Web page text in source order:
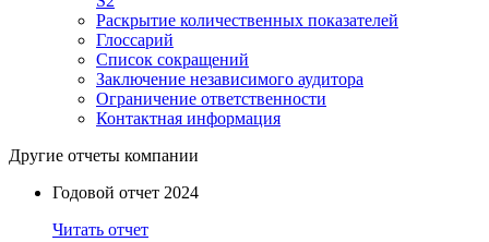
Раскрытие количественных показателей
Глоссарий
Список сокращений
Заключение независимого аудитора
Ограничение ответственности
Контактная информация
Другие отчеты компании
Годовой отчет 2024
Читать отчет